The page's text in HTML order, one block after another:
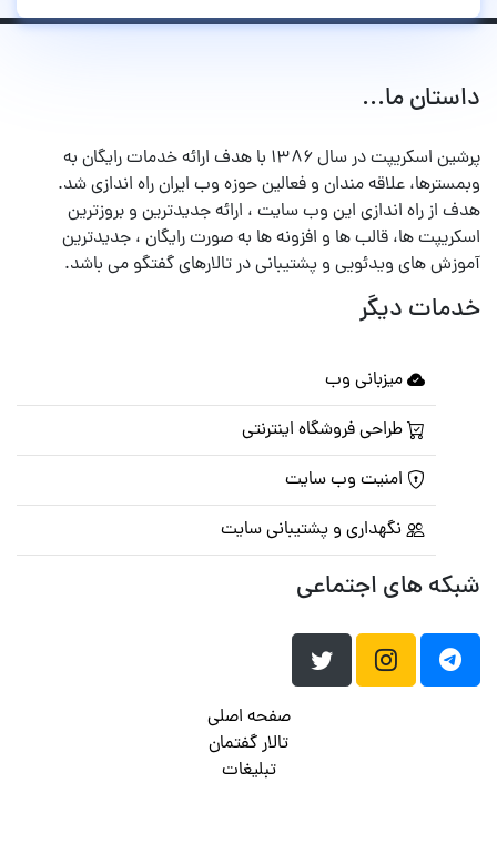
داستان ما...
پرشین اسکریپت در سال ۱۳۸۶ با هدف ارائه خدمات رایگان به
وبمسترها، علاقه مندان و فعالین حوزه وب ایران راه اندازی شد.
هدف از راه اندازی این وب سایت ، ارائه جدیدترین و بروزترین
اسکریپت ها، قالب ها و افزونه ها به صورت رایگان ، جدیدترین
آموزش های ویدئویی و پشتیبانی در تالارهای گفتگو می باشد.
خدمات دیگر
میزبانی وب
طراحی فروشگاه اینترنتی
امنیت وب سایت
نگهداری و پشتیبانی سایت
شبکه های اجتماعی
صفحه اصلی
تالار گفتمان
تبلیغات